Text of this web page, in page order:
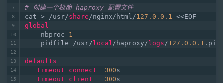
# 创建一个极简 haproxy 配置文件
cat > /usr/share/nginx/html/127.0 .0 .1 <<EOF
global
    nbproc
1
    pidfile /usr/
local/haproxy/ logs/127.0 .0 .1 .pid
defaults
timeout
connect 300s
timeout
client 300s